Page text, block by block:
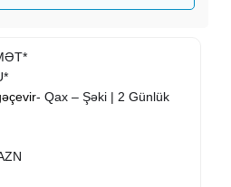
- Qax – Şəki | 2 Günlük